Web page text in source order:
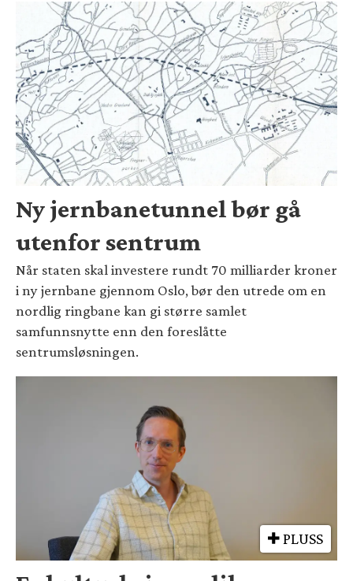
Ny jernbanetunnel bør gå
utenfor sentrum
Når staten skal investere rundt 70 milliarder kroner
i ny jernbane gjennom Oslo, bør den utrede om en
nordlig ringbane kan gi større samlet
samfunnsnytte enn den foreslåtte
sentrumsløsningen.
PLUSS